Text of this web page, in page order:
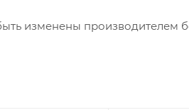
изменены производителем